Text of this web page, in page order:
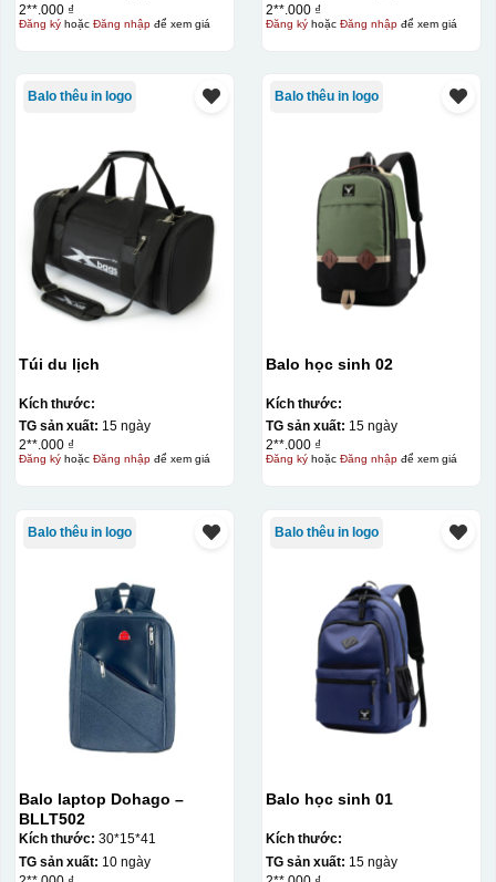
2**.000 ₫
Đăng kýhoặc Đăng nhậpđể xem giá
2**.000 ₫
Đăng kýhoặc Đăng nhậpđể xem giá
Balo thêu in logo
Túi du lịch
Kích thước:
TG sản xuất: 15 ngày
2**.000 ₫
Đăng kýhoặc Đăng nhậpđể xem giá
Balo thêu in logo
Balo học sinh 02
Kích thước:
TG sản xuất: 15 ngày
2**.000 ₫
Đăng kýhoặc Đăng nhậpđể xem giá
Balo thêu in logo
Balo laptop Dohago –
BLLT502
Kích thước: 30*15*41
TG sản xuất: 10 ngày
Balo thêu in logo
Balo học sinh 01
Kích thước:
TG sản xuất: 15 ngày